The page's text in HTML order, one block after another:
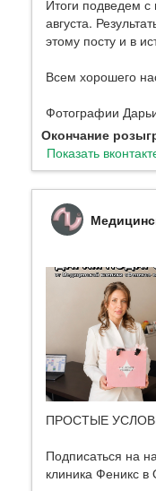
Итоги подведем
августа.
этому посту и в
Всем хорошего
Фотографии
Окончание
Показать
ПРОСТЫЕ
Подписаться на
клиника Феникс в